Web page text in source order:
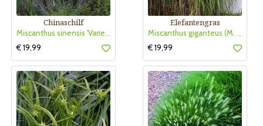
Chinaschilf
Miscanthus sinensis 'Variegatus'
€ 19,99
Elefantengras
Miscanthus giganteus (M. floridulus)
€ 19,99